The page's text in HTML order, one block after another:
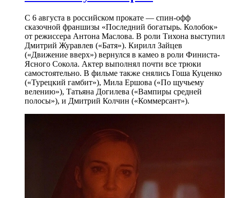
С 6 августа в российском прокате — спин-офф
сказочной франшизы «Последний богатырь. Колобок»
от режиссера Антона Маслова. В роли Тихона выступил
Дмитрий Журавлев («Батя»). Кирилл Зайцев
(«Движение вверх») вернулся в камео в роли Финиста-
Ясного Сокола. Актер выполнял почти все трюки
самостоятельно. В фильме также снялись Гоша Куценко
(«Турецкий гамбит»), Мила Ершова («По щучьему
велению»), Татьяна Догилева («Вампиры средней
полосы»), и Дмитрий Колчин («Коммерсант»).